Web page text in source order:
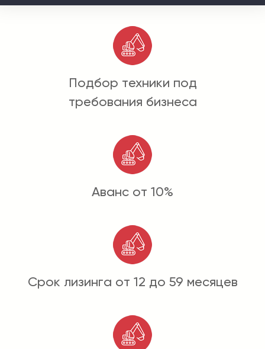
Подбор техники под
требования бизнеса
Аванс от 10%
Срок лизинга от 12 до 59 месяцев